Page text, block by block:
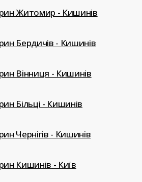
Житомир - Кишинів
Бердичів - Кишинів
Вінниця - Кишинів
Більці - Кишинів
Чернігів - Кишинів
Кишинів - Київ